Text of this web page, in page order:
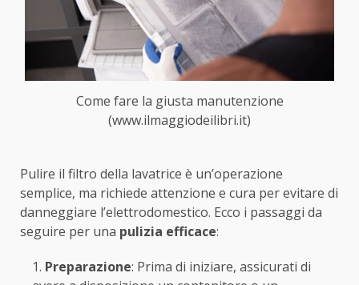
Come fare la giusta manutenzione
(www.ilmaggiodeilibri.it)
Pulire il filtro della lavatrice è un’operazione
semplice, ma richiede attenzione e cura per evitare di
danneggiare l’elettrodomestico. Ecco i passaggi da
seguire per una pulizia efficace:
Preparazione: Prima di iniziare, assicurati di